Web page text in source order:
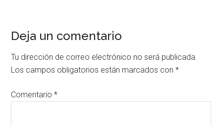
Deja un comentario
Tu dirección de correo electrónico no será publicada.
Los campos obligatorios están marcados con*
Comentario*